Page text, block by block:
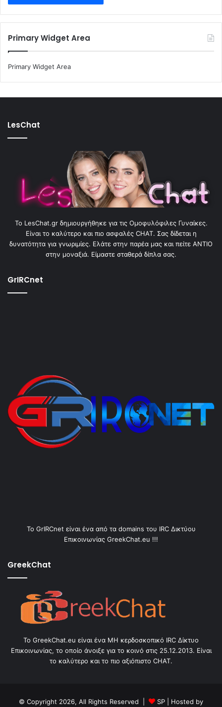
Primary Widget Area
Primary Widget Area
LesChat
To LesChat.gr δημιουργήθηκε για τις Ομοφυλόφιλες Γυναίκες.
Είναι το καλύτερο και πιο ασφαλές CHAT. Σας δίδεται η
δυνατότητα για γνωριμίες. Ελάτε στην παρέα μας και πείτε ΑΝΤΙΟ
στην μοναξιά. Είμαστε σταθερά δίπλα σας.
GrIRCnet
Το GrIRCnet είναι ένα από τα domains του IRC Δικτύου
Επικοινωνίας GreekChat.eu !!!
GreekChat
Το GreekChat.eu είναι ένα ΜΗ κερδοσκοπικό IRC Δίκτυο
Επικοινωνίας, το οποίο άνοιξε για το κοινό στις 25.12.2013. Είναι
το καλύτερο και το πιο αξιόπιστο CHAT.
© Copyright 2026, All Rights Reserved | SP | Hosted by